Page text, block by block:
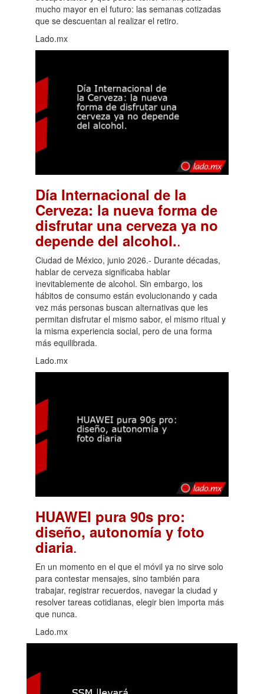
mucho mayor en el futuro: las semanas cotizadas
que se descuentan al realizar el retiro.
Lado.mx
Día Internacional de la
Cerveza: la nueva forma de
disfrutar una cerveza ya no
depende del alcohol..
Ciudad de México, junio 2026.- Durante décadas,
hablar de cerveza significaba hablar
inevitablemente de alcohol. Sin embargo, los
hábitos de consumo están evolucionando y cada
vez más personas buscan alternativas que les
permitan disfrutar el mismo sabor, el mismo ritual y
la misma experiencia social, pero de una forma
más equilibrada.
Lado.mx
HUAWEI pura 90s pro:
diseño, autonomía y foto
diaria.
En un momento en el que el móvil ya no sirve solo
para contestar mensajes, sino también para
trabajar, registrar recuerdos, navegar la ciudad y
resolver tareas cotidianas, elegir bien importa más
que nunca.
Lado.mx